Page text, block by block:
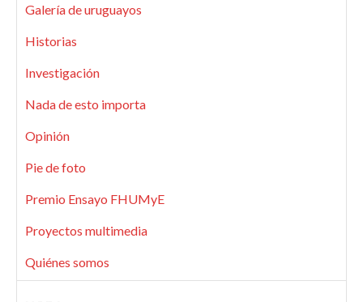
Galería de uruguayos
Historias
Investigación
Nada de esto importa
Opinión
Pie de foto
Premio Ensayo FHUMyE
Proyectos multimedia
Quiénes somos